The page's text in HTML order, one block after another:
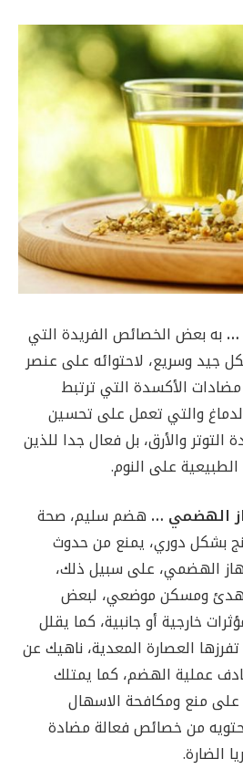
… به بعض الخصائص الفريدة التي
جيد وسريع، لاحتوائه على عنصر
مضادات الأكسدة التي ترتبط
والتي تعمل على تحسين
والأرق، بل فعال جدا للذين
على النوم.
الهضمي … هضم سليم، صحة
بشكل دوري، يمنع من حدوث
الهضمي، على سبيل ذلك،
مهدئ ومسكن موضعي، لبعض
خارجية أو جانبية، كما يقلل
العصارة المعدية، ناهيك عن
عملية الهضم، كما يمتلك
على منع ومكافحة الاسهال
يحتويه من خصائص فعالة مضادة
الضارة.